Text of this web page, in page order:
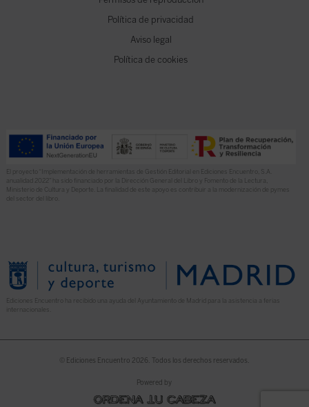
Política de privacidad
Aviso legal
Política de cookies
El proyecto “Implementación de herramientas de Gestión Editorial en Ediciones Encuentro, S.A.
anualidad 2022” ha sido financiado por la Dirección General del Libro y Fomento de la Lectura,
Ministerio de Cultura y Deporte. La finalidad de este apoyo es contribuir a la modernización de pymes
del sector del libro.
Ediciones Encuentro ha recibido una ayuda del Ayuntamiento de Madrid para la asistencia a ferias
© Ediciones Encuentro 2026. Todos los derechos reservados.
Powered by